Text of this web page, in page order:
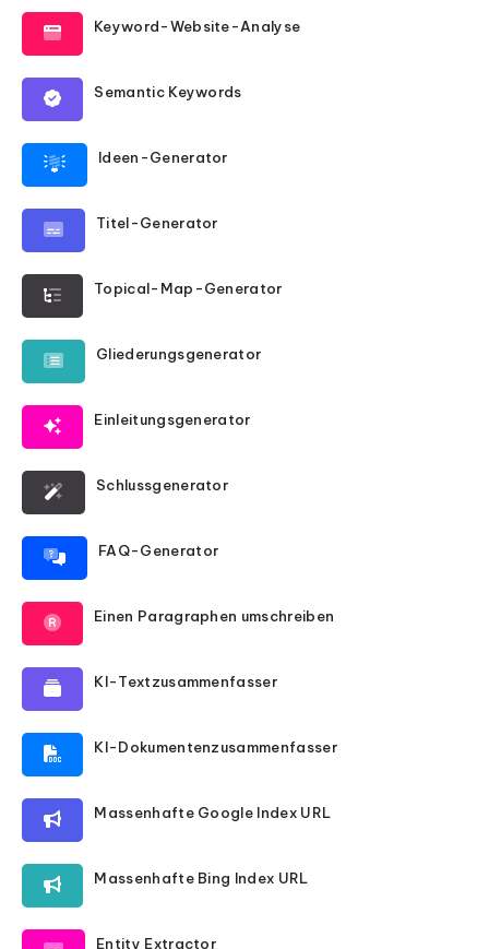
Keyword-Website-Analyse
Semantic Keywords
Ideen-Generator
Titel-Generator
Topical-Map-Generator
Gliederungsgenerator
Einleitungsgenerator
Schlussgenerator
FAQ-Generator
Einen Paragraphen umschreiben
KI-Textzusammenfasser
KI-Dokumentenzusammenfasser
Massenhafte Google Index URL
Massenhafte Bing Index URL
Entity Extractor